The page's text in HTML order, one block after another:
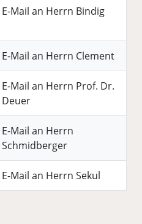
E-Mail an Herrn Bindig
E-Mail an Herrn Clement
E-Mail an Herrn Prof. Dr.
Deuer
E-Mail an Herrn
Schmidberger
E-Mail an Herrn Sekul